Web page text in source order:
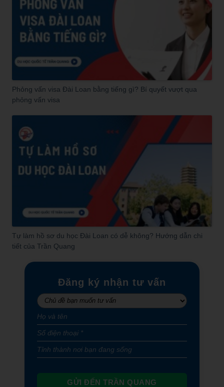
Phỏng vấn visa Đài Loan bằng tiếng gì? Bí quyết vượt qua
phỏng vấn visa
Tự làm hồ sơ du học Đài Loan có dễ không? Hướng dẫn chi
tiết của Trần Quang
Đăng ký nhận tư vấn
GỬI ĐẾN TRẦN QUANG